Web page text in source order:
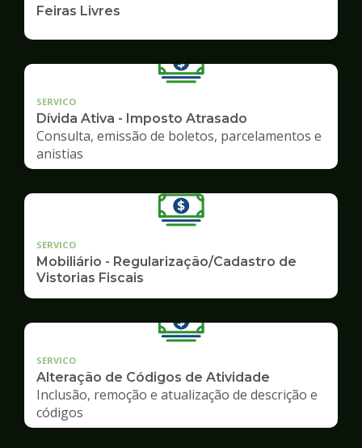
Feiras Livres
SERVICO
Dívida Ativa - Imposto Atrasado
Consulta, emissão de boletos, parcelamentos e
anistias
SERVICO
Mobiliário - Regularização/Cadastro de
Vistorias Fiscais
SERVICO
Alteração de Códigos de Atividade
Inclusão, remoção e atualização de descrição e
códigos